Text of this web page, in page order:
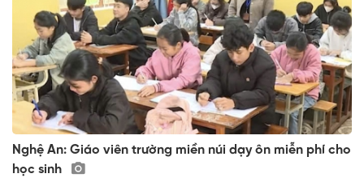
Nghệ An: Giáo viên trường miền núi dạy ôn miễn phí cho
học sinh